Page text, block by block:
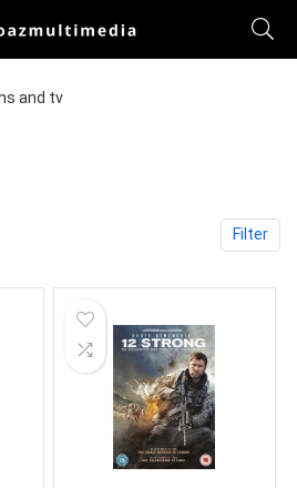
and tv
Filter